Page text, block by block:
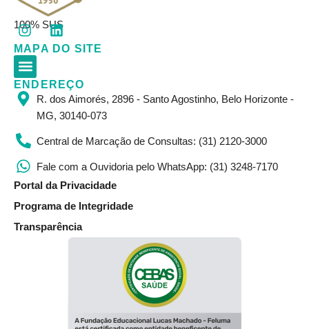
100% SUS
I
n
s
t
a
g
r
L
i
n
e
d
i
n
MAPA DO SITE
ENDEREÇO
R. dos Aimorés, 2896 - Santo Agostinho, Belo Horizonte -
MG, 30140-073
Central de Marcação de Consultas: (31) 2120-3000
Fale com a Ouvidoria pelo WhatsApp: (31) 3248-7170
Portal da Privacidade
Programa de Integridade
Transparência